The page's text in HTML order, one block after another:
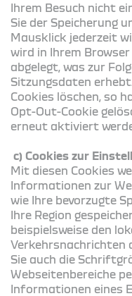
Ihrem Besuch nicht
Sie der Speicherung
Mausklick jederzeit
wird in Ihrem
abgelegt, was zur
Sitzungsdaten
Cookies löschen, so
Opt-Out-Cookie
erneut aktiviert
c) Cookies zur
Mit diesen Cookies
Informationen zur
wie Ihre bevorzugte
Ihre Region
beispielsweise den
Verkehrsnachrichten
Sie auch die
Webseitenbereiche
Informationen eines